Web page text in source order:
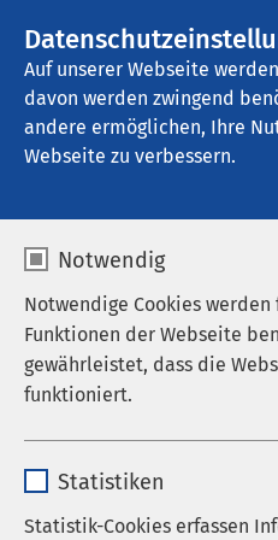
Auf unserer Webseite
davon werden zwingend
andere ermöglichen, Ihre
Webseite zu verbessern.
Notwendig
Notwendige Cookies
Funktionen der Webseite
gewährleistet, dass die
funktioniert.
Anbieter sgalinski
Statistiken
Statistik-Cookies erfassen
AMEOS Pflege Zentrum St.
Oberhausen
09.09.2026|15:00bis16:30
Kardio Café -
Blutverdünner und